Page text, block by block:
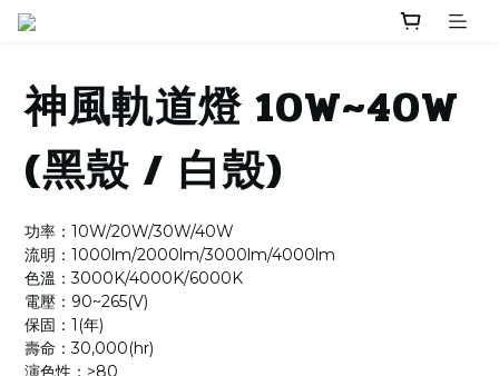
神風軌道燈 10W~40W
(黑殼 / 白殼)
功率：10W/20W/30W/40W
流明：1000lm/2000lm/3000lm/4000lm
色溫：3000K/4000K/6000K
電壓：90~265(V)
保固：1(年)
壽命：30,000(hr)
演色性：>80